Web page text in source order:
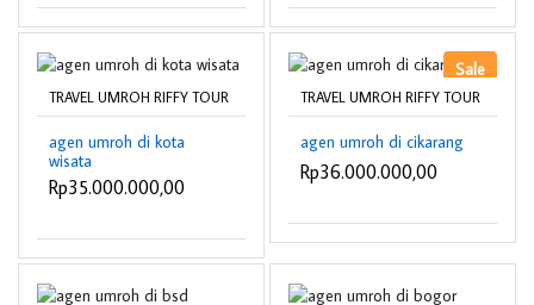
TRAVEL UMROH RIFFY TOUR
agen umroh di kota
wisata
Rp35.000.000,00
Sale
TRAVEL UMROH RIFFY TOUR
agen umroh di cikarang
Rp36.000.000,00